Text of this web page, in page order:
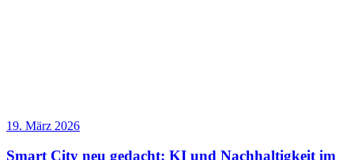
19. März 2026
Smart City neu gedacht: KI und Nachhaltigkeit im